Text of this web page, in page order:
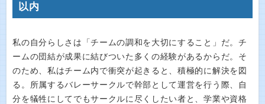
以内
私の自分らしさは「チームの調和を大切にすること」だ。チ
ームの団結が成果に結びついた多くの経験があるからだ。そ
のため、私はチーム内で衝突が起きると、積極的に解決を図
る。所属するバレーサークルで幹部として運営を行う際、自
分を犠牲にしてでもサークルに尽くしたい者と、学業や資格